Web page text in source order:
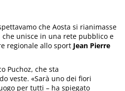
che Aosta si rianimasse
unisce in una rete pubblico e
regionale allo sport Jean Pierre
Puchoz, che sta
veste. «Sarà uno dei fiori
per tutti – ha spiegato